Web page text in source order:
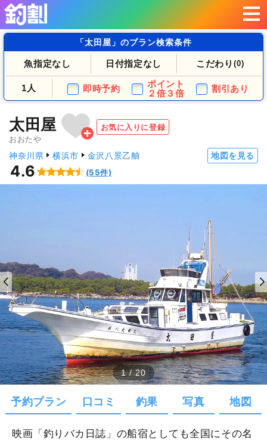
「太田屋」のプラン検索条件
魚指定なし 日付指定なし こだわり (0)
1人 即時予約
ポイント
２倍３倍
割引あり
太田屋
おおたや
お気に入りに登録
神奈川県 横浜市 金沢八景乙舳 地図を見る
4.6 (55件)
1/20
予約プラン 口コミ 釣果 写真 地図
映画「釣りバカ日誌」の船宿としても全国にその名